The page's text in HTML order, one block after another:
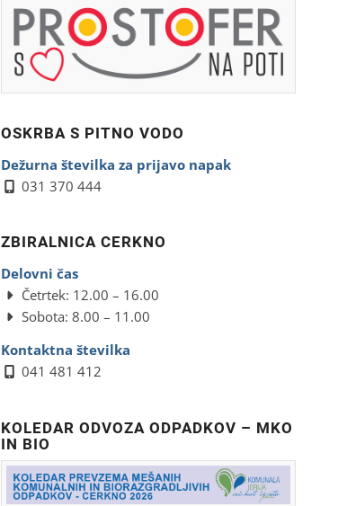
OSKRBA S PITNO VODO
Dežurna številka za prijavo napak
031 370 444
ZBIRALNICA CERKNO
Delovni čas
Četrtek: 12.00 – 16.00
Sobota: 8.00 – 11.00
Kontaktna številka
041 481 412
KOLEDAR ODVOZA ODPADKOV – MKO
IN BIO